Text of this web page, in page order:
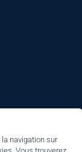
navigation sur